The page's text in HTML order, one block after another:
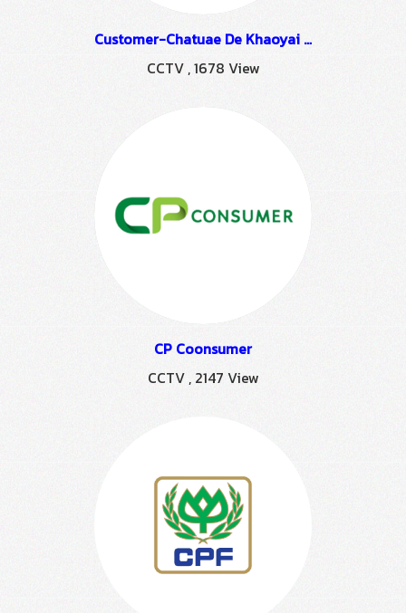
Customer-Chatuae De Khaoyai condo Belle
CCTV,1678 View
CP Coonsumer
CCTV, 2147 View